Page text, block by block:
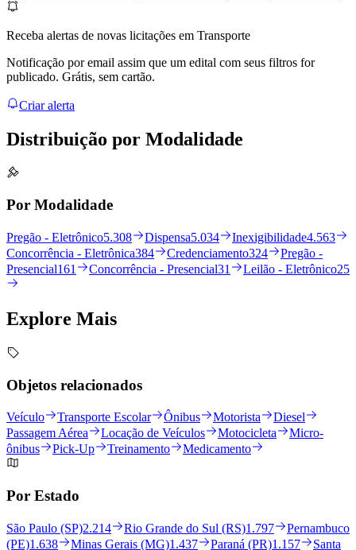
Receba alertas de novas licitações em Transporte
Notificação por email assim que um edital com seus filtros for
publicado. Grátis, sem cartão.
Criar alerta
Distribuição por Modalidade
Por Modalidade
Pregão - Eletrônico5.308 Dispensa5.034 Inexigibilidade4.563
Concorrência - Eletrônica384 Credenciamento324
Pregão -
Presencial161 Concorrência - Presencial31 Leilão - Eletrônico25
Explore Mais
Objetos relacionados
Veículo Transporte Escolar Ônibus Motorista
Diesel
Passagem Aérea
Locação de Veículos Motocicleta
Micro-
ônibus
Pick-Up Treinamento Medicamento
Por Estado
São Paulo (SP)2.214 Rio Grande do Sul (RS)1.797
Pernambuco
(PE)1.638 Minas Gerais (MG)1.437 Paraná (PR)1.157 Santa